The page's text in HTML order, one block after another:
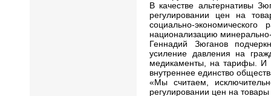
В качестве альтернативы
регулировании цен на
социально-
национализацию
Геннадий Зюганов
усиление давления на
медикаменты, на тарифы. И
внутреннее единство
«Мы считаем,
регулировании цен на